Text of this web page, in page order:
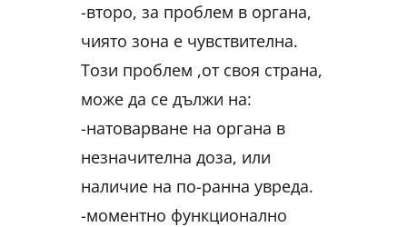
-второ, за проблем в органа,
чиято зона е чувствителна.
Този проблем ,от своя страна,
може да се дължи на:
-натоварване на органа в
незначителна доза, или
наличие на по-ранна увреда.
-моментно функционално